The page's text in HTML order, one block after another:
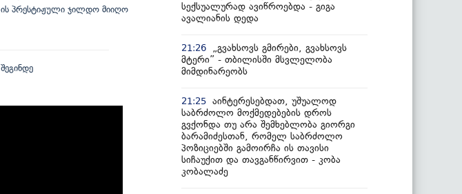
ის პრესტიჟული ჯილდო მიიღო
შეგინდე
სექსუალურად ავიწროებდა - გიგა
ავალიანის დედა
21:26
„გვახსოვს გმირები, გვახსოვს
მტერი” - თბილისში მსვლელობა
მიმდინარეობს
21:25 აინტერესებდათ, უშუალოდ
საბრძოლო მოქმედებების დროს
გვქონდა თუ არა შემხებლობა გიორგი
ბარამიძესთან, რომელ საბრძოლო
პოზიციებში გამოირჩა ის თავისი
სიჩაუქით და თავგანწირვით - კობა
კობალაძე